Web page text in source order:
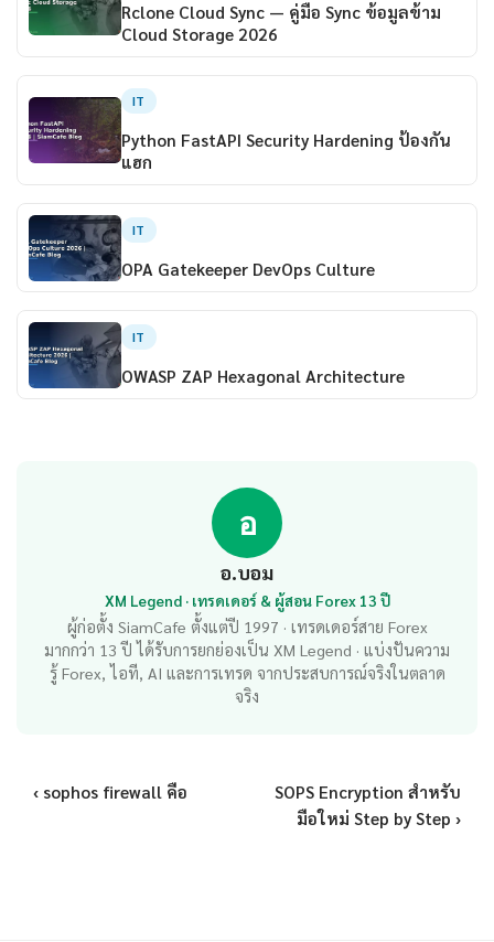
Rclone Cloud Sync — คู่มือ Sync ข้อมูลข้าม
Cloud Storage 2026
IT
Python FastAPI Security Hardening ป้องกัน
แฮก
IT
OPA Gatekeeper DevOps Culture
IT
OWASP ZAP Hexagonal Architecture
อ
อ.บอม
XM Legend · เทรดเดอร์ & ผู้สอน Forex 13 ปี
ผู้ก่อตั้ง SiamCafe ตั้งแต่ปี 1997 · เทรดเดอร์สาย Forex
มากกว่า 13 ปี ได้รับการยกย่องเป็น XM Legend · แบ่งปันความ
รู้ Forex, ไอที, AI และการเทรด จากประสบการณ์จริงในตลาด
จริง
‹ sophos firewall คือ
SOPS Encryption สำหรับ
มือใหม่ Step by Step ›